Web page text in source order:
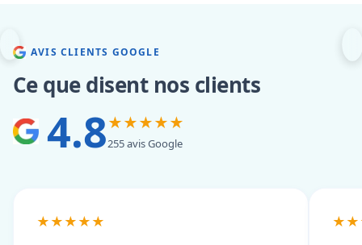
AVIS CLIENTS GOOGLE
Ce que disent nos clients
4.8★★★★★
255 avis Google
★★★★★